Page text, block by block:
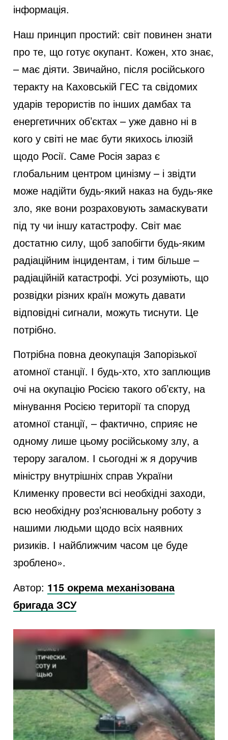
o
інформація.
Наш принцип простий: світ повинен знати
про те, що готує окупант. Кожен, хто знає,
– має діяти. Звичайно, після російського
теракту на Каховській ГЕС та свідомих
ударів терористів по інших дамбах та
енергетичних об’єктах – уже давно ні в
кого у світі не має бути якихось ілюзій
щодо Росії. Саме Росія зараз є
глобальним центром цинізму – і звідти
може надійти будь-який наказ на будь-яке
зло, яке вони розраховують замаскувати
під ту чи іншу катастрофу. Світ має
достатню силу, щоб запобігти будь-яким
радіаційним інцидентам, і тим більше –
радіаційній катастрофі. Усі розуміють, що
розвідки різних країн можуть давати
відповідні сигнали, можуть тиснути. Це
потрібно.
Потрібна повна деокупація Запорізької
атомної станції. І будь-хто, хто заплющив
очі на окупацію Росією такого об’єкту, на
мінування Росією території та споруд
атомної станції, – фактично, сприяє не
одному лише цьому російському злу, а
терору загалом. І сьогодні ж я доручив
міністру внутрішніх справ України
Клименку провести всі необхідні заходи,
всю необхідну роз’яснювальну роботу з
нашими людьми щодо всіх наявних
ризиків. І найближчим часом це буде
зроблено».
Автор: 115 окрема механізована
бригада ЗСУ